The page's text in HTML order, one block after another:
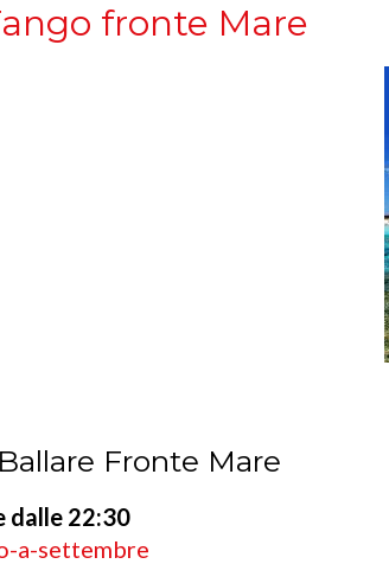
fronte Mare
Fronte Mare
dalle 22:30
a-settembre